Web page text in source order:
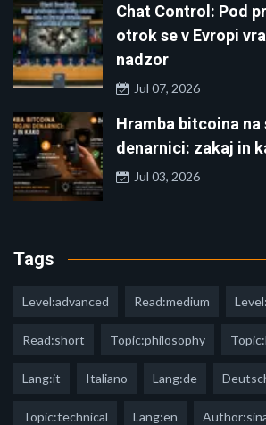
Chat Control: Pod
otrok se v Evropi
nadzor
Jul 07, 2026
Hramba bitcoina
denarnici: zakaj in
Jul 03, 2026
Tags
Level:advanced Read:medium
Read:short Topic:philosophy
Lang:it Italiano Lang:de
Topic:technical Lang:en